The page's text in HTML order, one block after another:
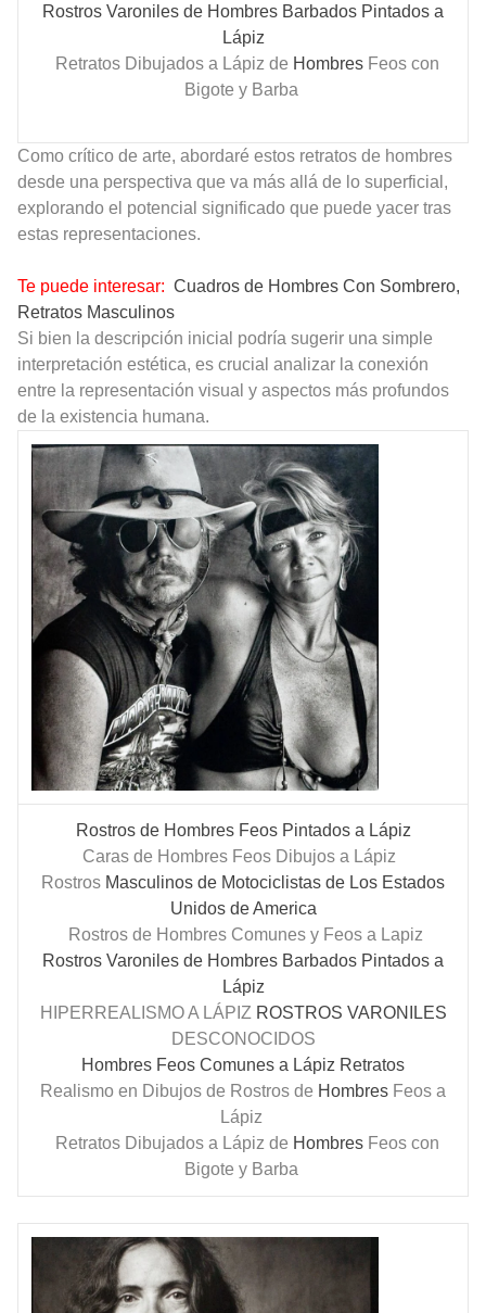
Rostros Varoniles de Hombres Barbados Pintados a
Lápiz
Retratos Dibujados a Lápiz de Hombres Feos con
Bigote y Barba
Como crítico de arte, abordaré estos retratos de hombres
desde una perspectiva que va más allá de lo superficial,
explorando el potencial significado que puede yacer tras
estas representaciones.
Te puede interesar: Cuadros de Hombres Con Sombrero,
Retratos Masculinos
Si bien la descripción inicial podría sugerir una simple
interpretación estética, es crucial analizar la conexión
entre la representación visual y aspectos más profundos
de la existencia humana.
Rostros de Hombres Feos Pintados a Lápiz
Caras de Hombres Feos Dibujos a Lápiz
Rostros Masculinos de Motociclistas de Los Estados
Unidos de America
Rostros de Hombres Comunes y Feos a Lapiz
Rostros Varoniles de Hombres Barbados Pintados a
Lápiz
HIPERREALISMO A LÁPIZ ROSTROS VARONILES
DESCONOCIDOS
Hombres Feos Comunes a Lápiz Retratos
Realismo en Dibujos de Rostros de Hombres Feos a
Lápiz
Retratos Dibujados a Lápiz de Hombres Feos con
Bigote y Barba